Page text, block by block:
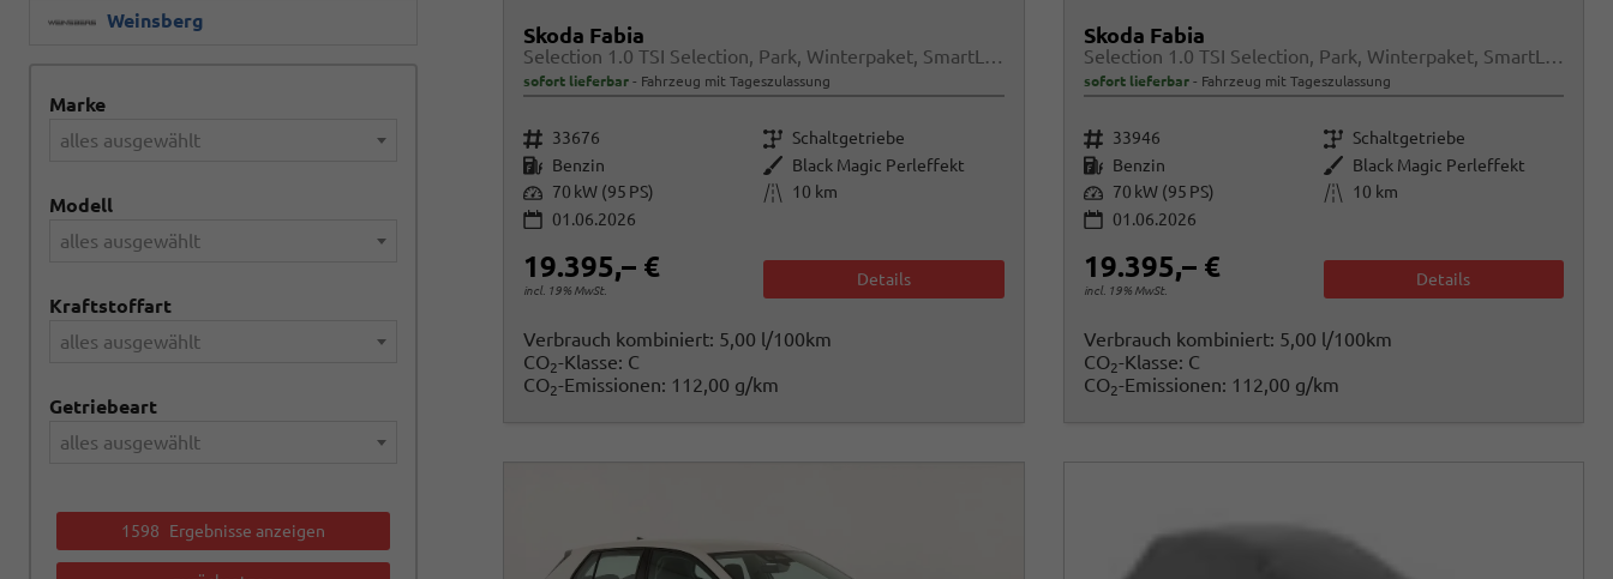
Skoda Fabia
Selection 1.0 TSI Selection, Park, Winterpaket, SmartLink, 4 J.-Garantie
sofort lieferbar Fahrzeug mit Tageszulassung
Fahrzeugnr. 33676 Getriebe Schaltgetriebe
Kraftstoff Benzin Außenfarbe Black Magic Perleffekt
Leistung 70 kW (95 PS) Kilometerstand 10 km
01.06.2026
19.395,– €
incl. 19% MwSt.
Details
Verbrauch kombiniert: 5,00 l/100km
CO2-Klasse: C
CO2-Emissionen: 112,00 g/km
Skoda Fabia
Selection 1.0 TSI Selection, Park, Winterpaket, SmartLink, 4 J.-Garantie
sofort lieferbar Fahrzeug mit Tageszulassung
Fahrzeugnr. 33946 Getriebe Schaltgetriebe
Kraftstoff Benzin Außenfarbe Black Magic Perleffekt
Leistung 70 kW (95 PS) Kilometerstand
10 km
01.06.2026
19.395,– €
incl. 19% MwSt.
Details
Verbrauch kombiniert: 5,00 l/100km
CO2-Klasse: C
CO2-Emissionen: 112,00 g/km
Weinsberg
Marke
alles ausgewählt
Modell
alles ausgewählt
Kraftstoffart
alles ausgewählt
Getriebeart
alles ausgewählt
1598 Ergebnisse anzeigen